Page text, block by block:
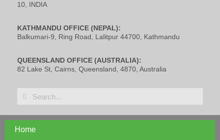
10, INDIA
KATHMANDU OFFICE (NEPAL):
Balkumari-9, Ring Road, Lalitpur 44700, Kathmandu
QUEENSLAND OFFICE (AUSTRALIA):
82 Lake St, Cairns, Queensland, 4870, Australia
Home